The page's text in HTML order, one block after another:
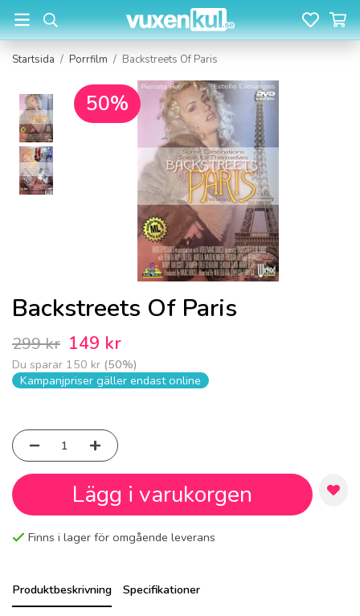
Startsida / Porrfilm / Backstreets Of Paris
50%
Backstreets Of Paris
299 kr 149 kr
Du sparar 150 kr (50%)
Kampanjpriser gäller endast online
Lägg i varukorgen
Finns i lager för omgående leverans
Produktbeskrivning Specifikationer